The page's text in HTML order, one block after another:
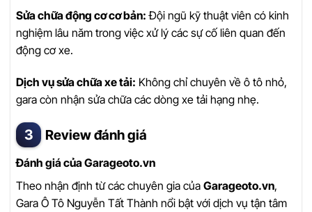
Sửa chữa động cơ cơ bản: Đội ngũ kỹ thuật viên có kinh
nghiệm lâu năm trong việc xử lý các sự cố liên quan đến
động cơ xe.
Dịch vụ sửa chữa xe tải: Không chỉ chuyên về ô tô nhỏ,
gara còn nhận sửa chữa các dòng xe tải hạng nhẹ.
Review đánh giá
Đánh giá của Garageoto.vn
Theo nhận định từ các chuyên gia của Garageoto.vn,
Gara Ô Tô Nguyễn Tất Thành nổi bật với dịch vụ tận tâm